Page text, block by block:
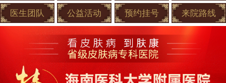
医生团队 公益活动 预约挂号 来院路线